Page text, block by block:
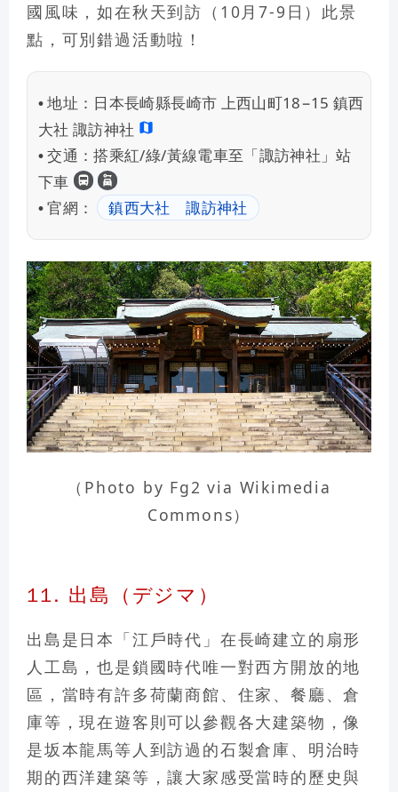
國風味，如在秋天到訪（10月7-9日）此景
點，可別錯過活動啦！
• 地址： 日本長崎縣長崎市 上西山町18−15 鎮西
大社 諏訪神社
• 交通：搭乘紅/綠/黃線電車至「諏訪神社」站
下車
長崎交通租車自駕
• 官網： 鎮西大社 諏訪神社
（Photo by Fg2 via Wikimedia
Commons）
11. 出島（デジマ）
出島是日本「江戶時代」在長崎建立的扇形
人工島，也是鎖國時代唯一對西方開放的地
區 ，當時有許多荷蘭商館、住家、餐廳、倉
庫等，現在遊客則可以參觀各大建築物，像
是坂本龍馬等人到訪過的石製倉庫、明治時
期的西洋建築等，讓大家感受當時的歷史與